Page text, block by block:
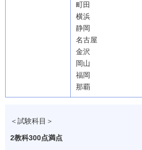
町田
横浜
静岡
名古屋
金沢
岡山
福岡
那覇
＜試験科目＞
2教科300点満点